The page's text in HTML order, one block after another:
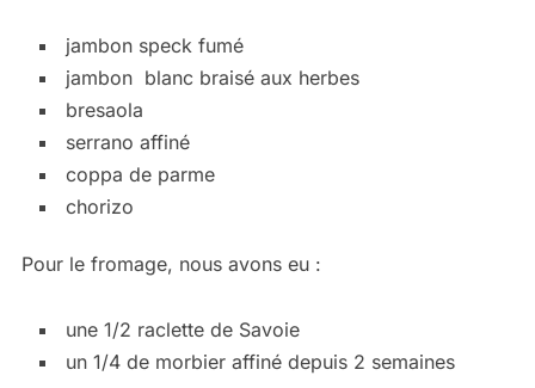
jambon speck fumé
jambon blanc braisé aux herbes
bresaola
serrano affiné
coppa de parme
chorizo
Pour le fromage, nous avons eu :
une 1/2 raclette de Savoie
un 1/4 de morbier affiné depuis 2 semaines